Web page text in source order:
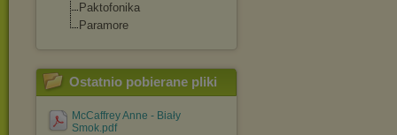
Paktofonika
Paramore
Ostatnio pobierane pliki
McCaffrey Anne - Biały
Smok.pdf